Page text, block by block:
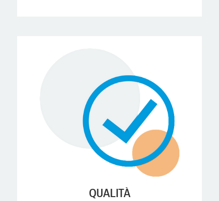
QUALITÀ